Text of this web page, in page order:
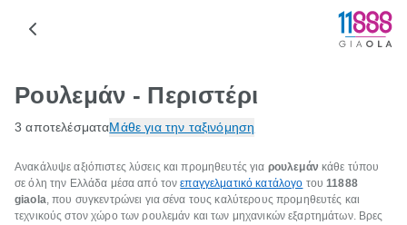
Ρουλεμάν - Περιστέρι
3 αποτελέσματαΜάθε για την ταξινόμηση
Ανακάλυψε αξιόπιστες λύσεις και προμηθευτές για ρουλεμάν κάθε τύπου
σε όλη την Ελλάδα μέσα από τονεπαγγελματικό κατάλογο του11888
giaola, που συγκεντρώνει για σένα τους καλύτερους προμηθευτές και
τεχνικούς στον χώρο των ρουλεμάν και των μηχανικών εξαρτημάτων. Βρες